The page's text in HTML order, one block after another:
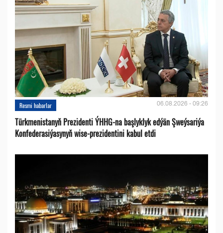
Resmi habarlar 06.08.2026 - 09:26
Türkmenistanyň Prezidenti ÝHHG-na başlyklyk edýän Şweýsariýa
Konfederasiýasynyň wise-prezidentini kabul etdi